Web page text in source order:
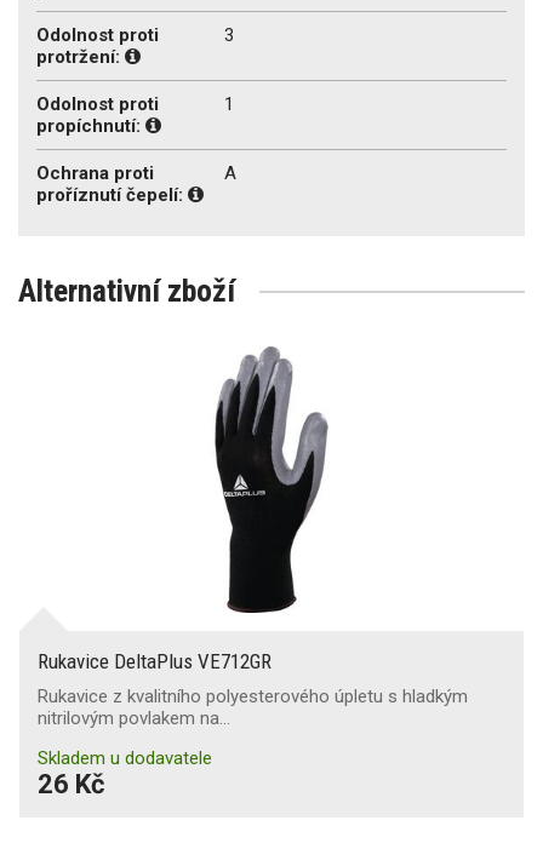
Odolnost proti
protržení:
3
Odolnost proti
propíchnutí:
1
Ochrana proti
proříznutí čepelí:
A
Alternativní zboží
Rukavice DeltaPlus VE712GR
Rukavice z kvalitního polyesterového úpletu s hladkým
nitrilovým povlakem na…
Skladem u dodavatele
26 Kč